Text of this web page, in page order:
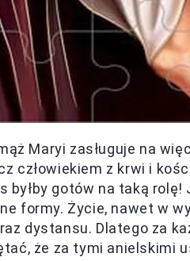
Maryi zasługuje na
człowiekiem z krwi i
byłby gotów na taką
formy. Życie, nawet w
dystansu. Dlatego za
że za tymi anielskimi